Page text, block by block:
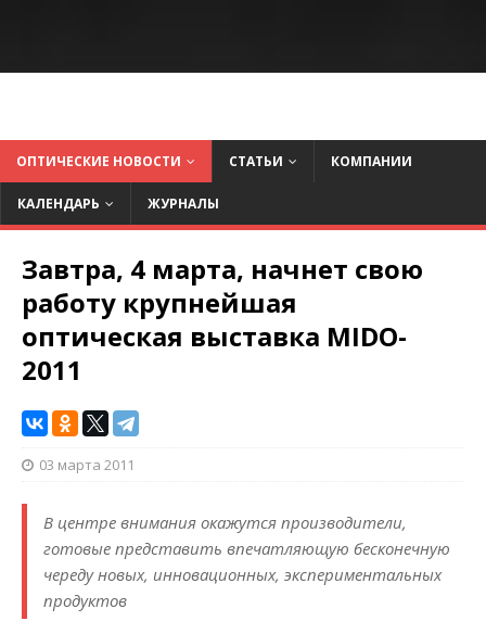
ОПТИЧЕСКИЕ НОВОСТИ СТАТЬИ КОМПАНИИ
КАЛЕНДАРЬ ЖУРНАЛЫ
Завтра, 4 марта, начнет свою
работу крупнейшая
оптическая выставка MIDO-
2011
03 марта 2011
В центре внимания окажутся производители,
готовые представить впечатляющую бесконечную
череду новых, инновационных, экспериментальных
продуктов